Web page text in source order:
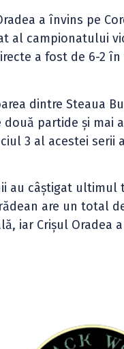
a învins pe
al campionatului
a fost de 6-2
dintre Steaua
partide și mai
3 al acestei serii
au câștigat ultimul
are un total
iar Crișul Oradea